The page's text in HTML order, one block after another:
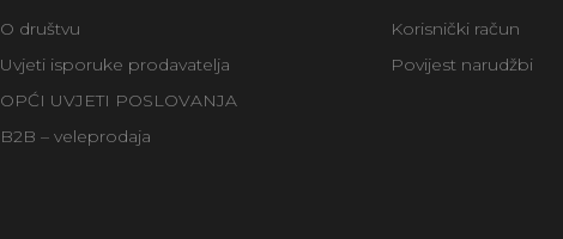
O društvu
Uvjeti isporuke prodavatelja
OPĆI UVJETI POSLOVANJA
B2B – veleprodaja
Korisnički račun
Povijest narudžbi